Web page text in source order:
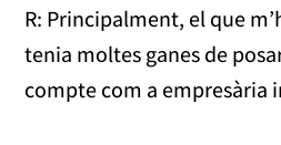
R: Principalment, el que
tenia moltes ganes de
compte com a empresària